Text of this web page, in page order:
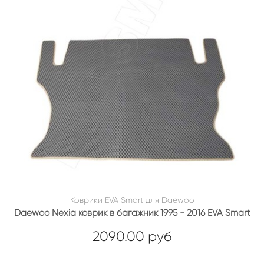
Коврики EVA Smart для Daewoo
Daewoo Nexia коврик в багажник 1995 - 2016 EVA Smart
2090.00 руб